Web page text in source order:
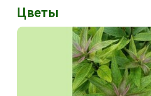
Цветы